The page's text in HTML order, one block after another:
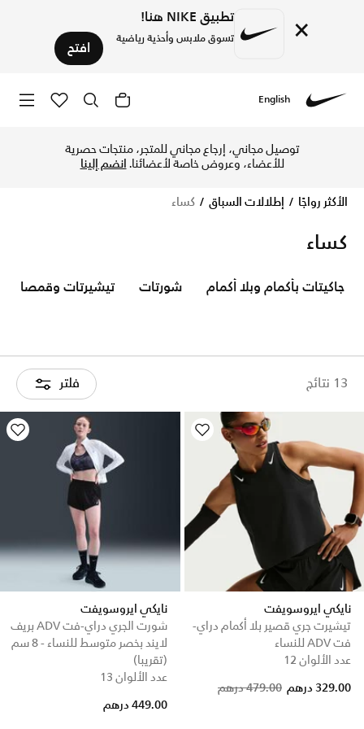
× تطبيق NIKE هنا!
تسوق ملابس وأحذية رياضية افتح
English
توصيل مجاني، إرجاع مجاني للمتجر، منتجات حصرية
للأعضاء، وعروض خاصة لأعضائنا.انضم إلينا
الأكثر رواجًا إطلالات السباق كساء
كساء
13 نتائج فلتر
جاكيتات بأكمام وبلا أكمام شورتات تيشيرتات وقمصان
نايكي ايروسويفت
تيشيرت جري قصير بلا أكمام دراي-
فت ADV للنساء
عدد الألوان 12
Price reduced from
479.00 درهم to 329.00 درهم
نايكي ايروسويفت
شورت الجري دراي-فت ADV بريف
لايند بخصر متوسط للنساء - 8 سم
(تقريبا)
عدد الألوان 13
449.00 درهم